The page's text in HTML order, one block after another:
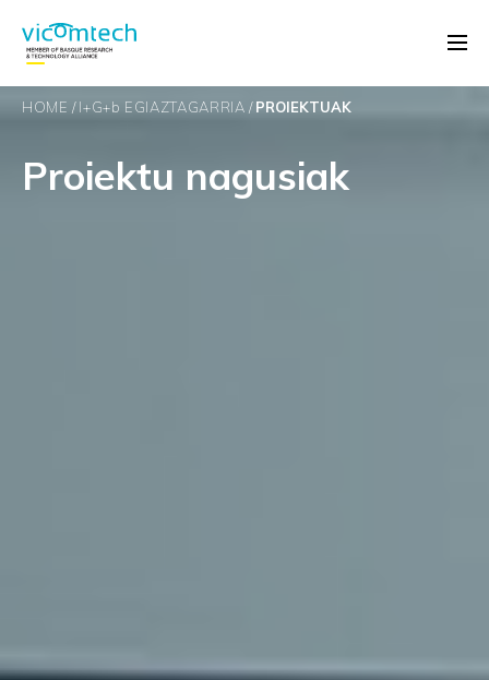
HOME I+G+b EGIAZTAGARRIA PROIEKTUAK
Proiektu nagusiak